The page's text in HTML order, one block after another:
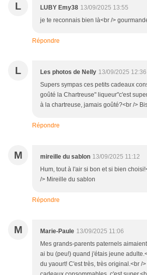
L LUBY Emy38 13/09/2025 13:55
je te reconnais bien là<br />
Répondre
L Les photos de Nelly 13/09/2025 12:36
Supers sympas ces petits cadeaux
goûté la Chartreuse" liqueur"c'est
à la chartreuse, jamais goûté?<br />
Répondre
M mireille du sablon 13/09/2025 11:12
Hum, tout à l'air si bon et si bien
/> Mireille du sablon
Répondre
M Marie-Paule 13/09/2025 11:06
Mes grands-parents paternels
ai bu (peu!) quand j'étais jeune
du yaourt! C'est très, très original.<br /